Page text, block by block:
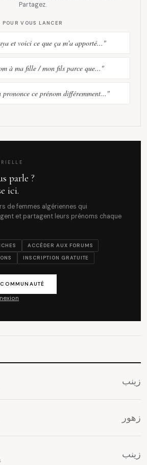
Partagez.
POUR VOUS LANCER
et voici ce que ça m'a apporté..."
à ma fille / mon fils parce que..."
ce prénom différemment..."
parle ?
ici.
de femmes algériennes qui
et partagent leurs prénoms chaque
ACCÉDER AUX FORUMS
INSCRIPTION GRATUITE
زينب
زهور
زينب